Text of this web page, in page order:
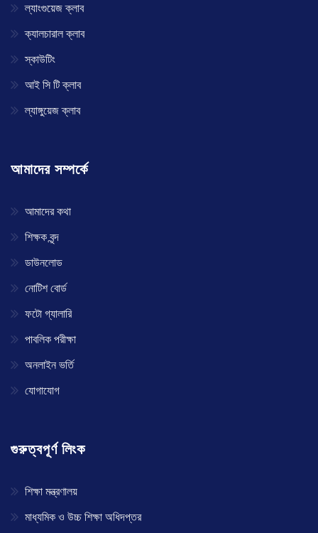
ল্যাংগুয়েজ ক্লাব
ক্যালচারাল ক্লাব
স্কাউটিং
আই সি টি ক্লাব
ল্যাঙ্গুয়েজ ক্লাব
আমাদের সম্পর্কে
আমাদের কথা
শিক্ষক বৃন্দ
ডাউনলোড
নোটিশ বোর্ড
ফটো গ্যালারি
পাবলিক পরীক্ষা
অনলাইন ভর্তি
যোগাযোগ
গুরুত্বপূর্ণ লিংক
শিক্ষা মন্ত্রণালয়
মাধ্যমিক ও উচ্চ শিক্ষা অধিদপ্তর